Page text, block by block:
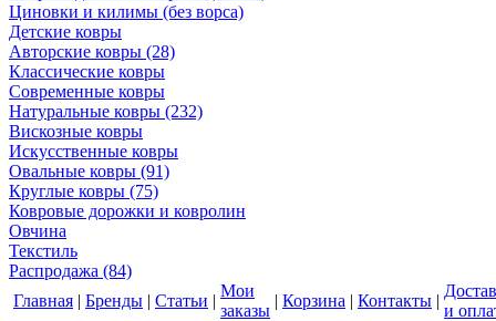
Циновки и килимы (без ворса)
Детские ковры
Авторские ковры (28)
Классические ковры
Современные ковры
Натуральные ковры (232)
Вискозные ковры
Искусственные ковры
Овальные ковры (91)
Круглые ковры (75)
Ковровые дорожки и ковролин
Овчина
Текстиль
Распродажа (84)
Главная | Бренды | Статьи |
Мои
заказы
| Корзина | Контакты |
и